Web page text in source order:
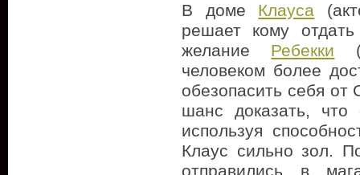
В доме Клауса
решает кому
желание Ребекки
человеком более
обезопасить себя
шанс доказать,
используя
Клаус сильно зол.
отправились в